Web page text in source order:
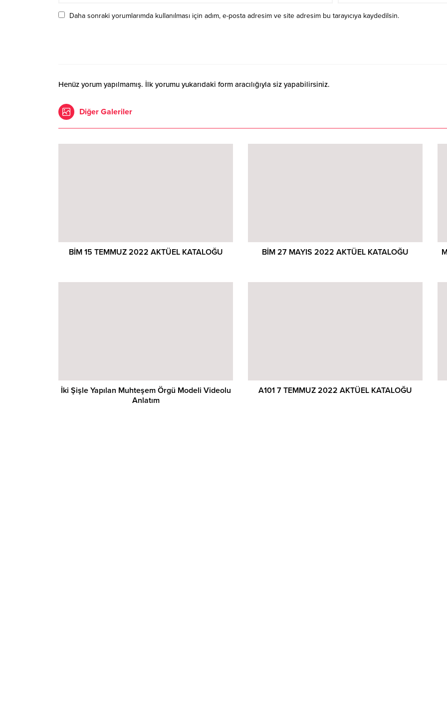
Daha sonraki yorumlarımda kullanılması için adım, e-posta adresim ve site adresim bu tarayıcıya kaydedilsin.
Henüz yorum yapılmamış. İlk yorumu yukarıdaki form aracılığıyla siz yapabilirsiniz.
Diğer Galeriler
BİM 15 TEMMUZ 2022 AKTÜEL KATALOĞU BİM 27 MAYIS 2022 AKTÜEL KATALOĞU
İki Şişle Yapılan Muhteşem Örgü Modeli Videolu
Anlatım
A101 7 TEMMUZ 2022 AKTÜEL KATALOĞU